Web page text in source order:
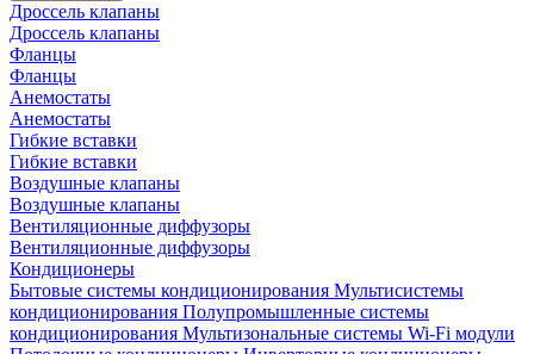
Дроссель клапаны
Дроссель клапаны
Фланцы
Фланцы
Анемостаты
Анемостаты
Гибкие вставки
Гибкие вставки
Воздушные клапаны
Воздушные клапаны
Вентиляционные диффузоры
Вентиляционные диффузоры
Кондиционеры
Бытовые системы кондиционирования Мультисистемы
кондиционирования Полупромышленные системы
кондиционирования Мультизональные системы Wi-Fi модули